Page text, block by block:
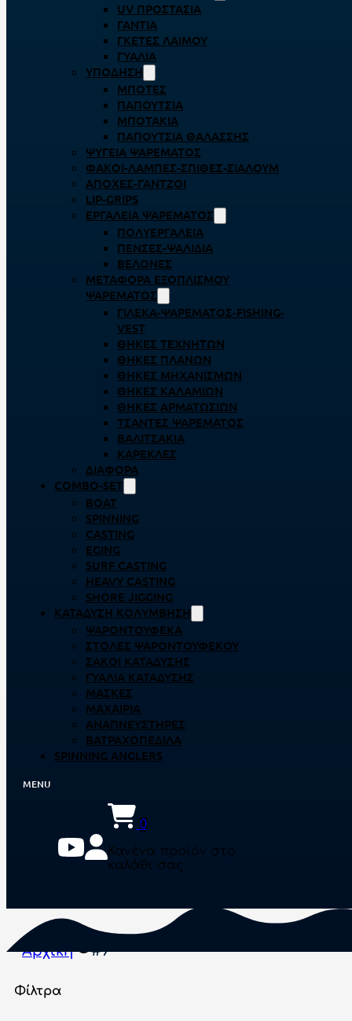
UV ΠΡΟΣΤΑΣΊΑ
ΓΆΝΤΙΑ
ΓΚΈΤΕΣ ΛΑΊΜΟΥ
ΓΥΑΛΙΆ
ΥΠΌΔΗΣΗ
ΜΠΌΤΕΣ
ΠΑΠΟΎΤΣΙΑ
ΜΠΟΤΆΚΙΑ
ΠΑΠΟΎΤΣΙΑ ΘΑΛΆΣΣΗΣ
ΨΥΓΕΊΑ ΨΑΡΈΜΑΤΟΣ
ΦΑΚΟΊ-ΛΆΜΠΕΣ-ΣΠΊΘΕΣ-ΣΊΑΛΟΥΜ
ΑΠΌΧΕΣ-ΓΆΝΤΖΟΙ
LIP-GRIPS
EΡΓΑΛΕΊΑ ΨΑΡΈΜΑΤΟΣ
ΠΟΛΥΕΡΓΑΛΕΊΑ
ΠΈΝΣΕΣ-ΨΑΛΊΔΙΑ
ΒΕΛΌΝΕΣ
ΜΕΤΑΦΟΡΆ ΕΞΟΠΛΙΣΜΟΎ
ΨΑΡΈΜΑΤΟΣ
ΓΙΛΈΚΑ-ΨΑΡΈΜΑΤΟΣ-FISHING-
VEST
ΘΉΚΕΣ ΤΕΧΝΗΤΏΝ
ΘΉΚΕΣ ΠΛΆΝΩΝ
ΘΉΚΕΣ ΜΗΧΑΝΙΣΜΏΝ
ΘΉΚΕΣ ΚΑΛΑΜΙΏΝ
ΘΉΚΕΣ ΑΡΜΑΤΩΣΙΏΝ
ΤΣΆΝΤΕΣ ΨΑΡΈΜΑΤΟΣ
ΒΑΛΙΤΣΆΚΙΑ
ΚΑΡΈΚΛΕΣ
ΔΙΆΦΟΡΑ
COMBO-SET
BOAT
SPINNING
CASTING
EGING
SURF CASTING
HEAVY CASTING
SHORE JIGGING
ΚΑΤΆΔΥΣΗ ΚΟΛΎΜΒΗΣΗ
ΨΑΡΟΝΤΟΎΦΕΚΑ
ΣΤΟΛΈΣ ΨΑΡΟΝΤΟΎΦΕΚΟΥ
ΣΆΚΟΙ ΚΑΤΆΔΥΣΗΣ
ΓΥΑΛΙΆ ΚΑΤΆΔΥΣΗΣ
ΜΆΣΚΕΣ
ΜΑΧΑΊΡΙΑ
ΑΝΑΠΝΕΥΣΤΉΡΕΣ
ΒΑΤΡΑΧΟΠΈΔΙΛΑ
SPINNING ANGLERS
0
Κανένα προϊόν στο
καλάθι σας.
Αρχική #9
Φίλτρα